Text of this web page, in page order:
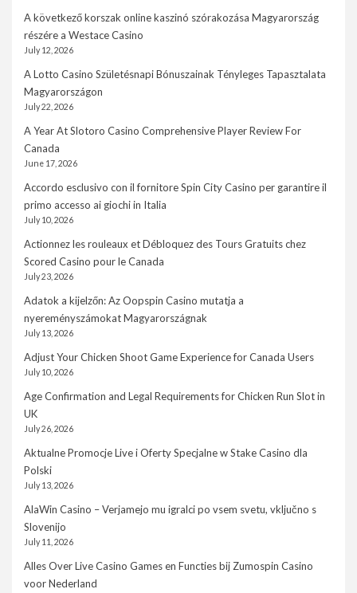
A következő korszak online kaszinó szórakozása Magyarország
részére a Westace Casino
July 12, 2026
A Lotto Casino Születésnapi Bónuszainak Tényleges Tapasztalata
Magyarországon
July 22, 2026
A Year At Slotoro Casino Comprehensive Player Review For
Canada
June 17, 2026
Accordo esclusivo con il fornitore Spin City Casino per garantire il
primo accesso ai giochi in Italia
July 10, 2026
Actionnez les rouleaux et Débloquez des Tours Gratuits chez
Scored Casino pour le Canada
July 23, 2026
Adatok a kijelzőn: Az Oopspin Casino mutatja a
nyereményszámokat Magyarországnak
July 13, 2026
Adjust Your Chicken Shoot Game Experience for Canada Users
July 10, 2026
Age Confirmation and Legal Requirements for Chicken Run Slot in
UK
July 26, 2026
Aktualne Promocje Live i Oferty Specjalne w Stake Casino dla
Polski
July 13, 2026
AlaWin Casino – Verjamejo mu igralci po vsem svetu, vključno s
Slovenijo
July 11, 2026
Alles Over Live Casino Games en Functies bij Zumospin Casino
voor Nederland